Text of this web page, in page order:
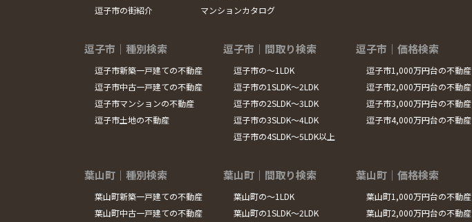
逗子市の街紹介
マンションカタログ
逗子市｜種別検索
逗子市新築一戸建ての不動産
逗子市中古一戸建ての不動産
逗子市マンションの不動産
逗子市土地の不動産
逗子市｜間取り検索
逗子市の～1LDK
逗子市の1SLDK～2LDK
逗子市の2SLDK～3LDK
逗子市の3SLDK～4LDK
逗子市の4SLDK～5LDK以上
逗子市｜価格検索
逗子市1,000万円台の不動産
逗子市2,000万円台の不動産
逗子市3,000万円台の不動産
逗子市4,000万円台の不動産
葉山町｜種別検索
葉山町新築一戸建ての不動産
葉山町中古一戸建ての不動産
葉山町｜間取り検索
葉山町の～1LDK
葉山町の1SLDK～2LDK
葉山町｜価格検索
葉山町1,000万円台の不動産
葉山町2,000万円台の不動産